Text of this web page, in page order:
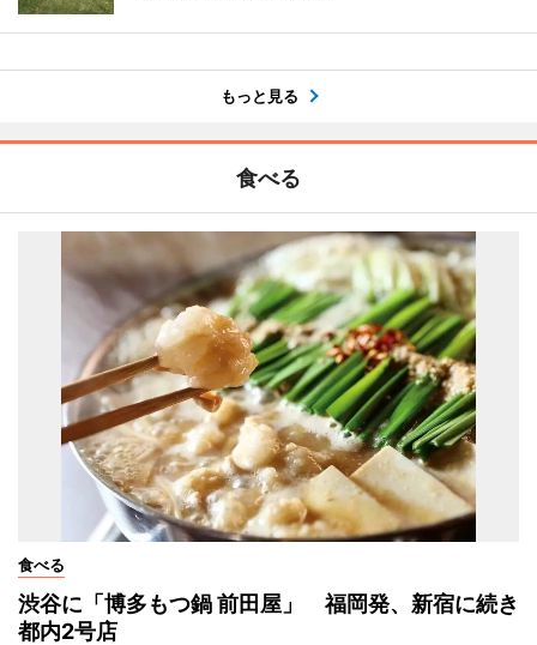
もっと見る
食べる
食べる
渋谷に「博多もつ鍋 前田屋」 福岡発、新宿に続き
都内2号店